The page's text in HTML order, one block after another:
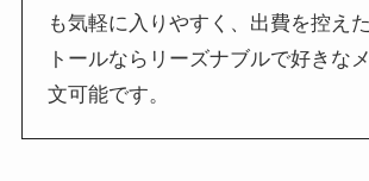
も気軽に入りやすく、出費を控え
トールならリーズナブルで好きな
文可能です。